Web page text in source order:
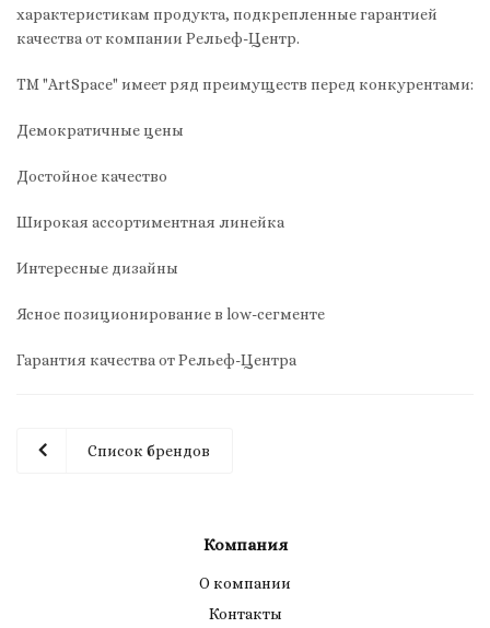
характеристикам продукта, подкрепленные гарантией
качества от компании Рельеф-Центр.
ТМ "ArtSpace" имеет ряд преимуществ перед конкурентами:
Демократичные цены
Достойное качество
Широкая ассортиментная линейка
Интересные дизайны
Ясное позиционирование в low-сегменте
Гарантия качества от Рельеф-Центра
Список брендов
Компания
О компании
Контакты